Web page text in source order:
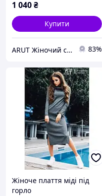
1 040₴
Купити
ARUT Жіночий стильний одяг від українського виробника 83%
Жіноче плаття міді під
горло